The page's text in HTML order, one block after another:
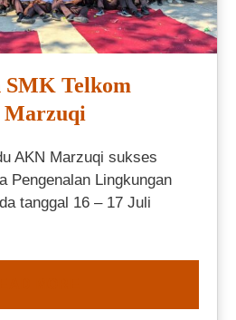
SMK Telkom
Marzuqi
AKN Marzuqi sukses
Pengenalan Lingkungan
tanggal 16 – 17 Juli